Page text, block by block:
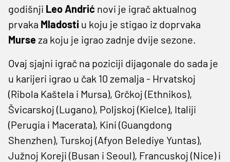
godišnji Leo Andrić novi je igrač aktualnog
prvaka Mladosti u koju je stigao iz doprvaka
Murseza koju je igrao zadnje dvije sezone.
Ovaj sjajni igrač na poziciji dijagonale do sada je
u karijeri igrao u čak 10 zemalja - Hrvatskoj
(Ribola Kaštela i Mursa), Grčkoj (Ethnikos),
Švicarskoj (Lugano), Poljskoj (Kielce), Italiji
(Perugia i Macerata), Kini (Guangdong
Shenzhen), Turskoj (Afyon Belediye Yuntas),
Južnoj Koreji (Busan i Seoul), Francuskoj (Nice) i